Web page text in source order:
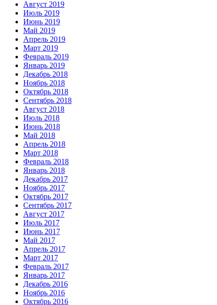
Август 2019
Июль 2019
Июнь 2019
Май 2019
Апрель 2019
Март 2019
Февраль 2019
Январь 2019
Декабрь 2018
Ноябрь 2018
Октябрь 2018
Сентябрь 2018
Август 2018
Июль 2018
Июнь 2018
Май 2018
Апрель 2018
Март 2018
Февраль 2018
Январь 2018
Декабрь 2017
Ноябрь 2017
Октябрь 2017
Сентябрь 2017
Август 2017
Июль 2017
Июнь 2017
Май 2017
Апрель 2017
Март 2017
Февраль 2017
Январь 2017
Декабрь 2016
Ноябрь 2016
Октябрь 2016